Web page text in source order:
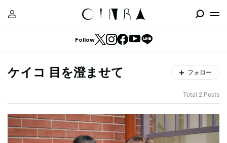
Follow
ケイコ 目を澄ませて フォロー
Total 2 Posts